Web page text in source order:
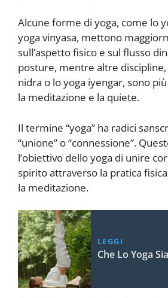
Alcune forme di yoga, come lo
yoga vinyasa, mettono
sull’aspetto fisico e sul flusso
posture, mentre altre
nidra o lo yoga iyengar, sono
la meditazione e la quiete.
Il termine “yoga” ha radici
“unione” o “connessione”.
l’obiettivo dello yoga di unire
spirito attraverso la pratica
la meditazione.
LEGGI
Che Lo Yoga